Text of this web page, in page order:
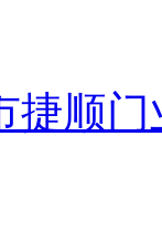
捷顺